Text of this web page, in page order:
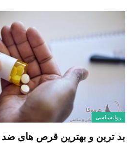
روانشناسی
بد ترین و بهترین قرص های